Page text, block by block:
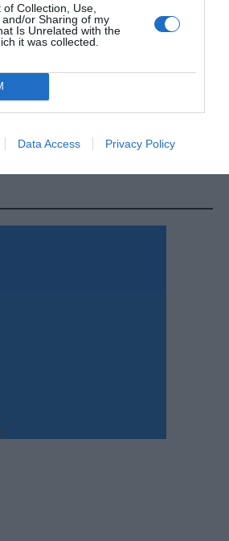
Collection, Use,
or Sharing of my
Is Unrelated with the
it was collected.
Data Access Privacy Policy